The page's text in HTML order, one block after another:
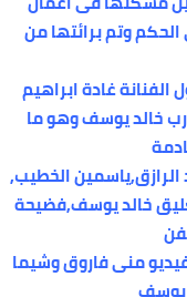
وتم برائتها من
غادة ابراهيم
خالد يوسف وهو ما
الخطيب,
خالد يوسف,فضيحة
منى فاروق وشيما